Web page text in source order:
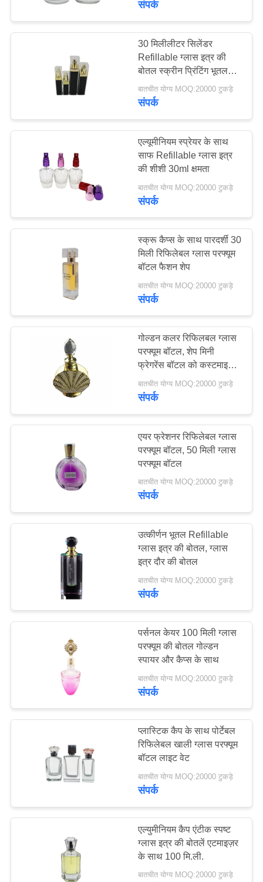
संपर्क
30 मिलीलीटर सिलेंडर
Refillable ग्लास इत्र की
बोतल स्क्रीन प्रिंटिंग भूतल
हैंडलिंग
बातचीत योग्य MOQ:20000 टुकड़े
संपर्क
एल्यूमीनियम स्प्रेयर के साथ
साफ Refillable ग्लास इत्र
की शीशी 30ml क्षमता
बातचीत योग्य MOQ:20000 टुकड़े
संपर्क
स्क्रू कैप्स के साथ पारदर्शी 30
मिली रिफिलेबल ग्लास परफ्यूम
बॉटल फैशन शेप
बातचीत योग्य MOQ:20000 टुकड़े
संपर्क
गोल्डन कलर रिफिलबल ग्लास
परफ्यूम बॉटल, शेप मिनी
फ्रेगरेंस बॉटल को कस्टमाइज़
बातचीत योग्य MOQ:20000 टुकड़े
संपर्क
एयर फ्रेशनर रिफिलेबल ग्लास
परफ्यूम बॉटल, 50 मिली ग्लास
परफ्यूम बॉटल
बातचीत योग्य MOQ:20000 टुकड़े
संपर्क
उत्कीर्णन भूतल Refillable
ग्लास इत्र की बोतल, ग्लास
इत्र दौर की बोतल
बातचीत योग्य MOQ:20000 टुकड़े
संपर्क
पर्सनल केयर 100 मिली ग्लास
परफ्यूम की बोतल गोल्डन
स्पायर और कैप्स के साथ
बातचीत योग्य MOQ:20000 टुकड़े
संपर्क
प्लास्टिक कैप के साथ पोर्टेबल
रिफिलेबल खाली ग्लास परफ्यूम
बॉटल लाइट वेट
बातचीत योग्य MOQ:20000 टुकड़े
संपर्क
एल्युमीनियम कैप एंटीक स्पष्ट
ग्लास इत्र की बोतलें एटमाइज़र
के साथ 100 मि.ली.
बातचीत योग्य MOQ:20000 टुकड़े